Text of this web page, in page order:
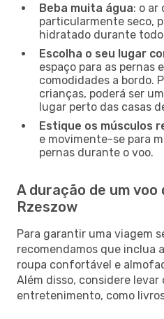
Beba muita água: o ar
particularmente seco,
hidratado durante todo
Escolha o seu lugar
espaço para as pernas
comodidades a bordo.
crianças, poderá ser
lugar perto das casas
Estique os músculos
e movimente-se para
pernas durante o voo.
A duração de um voo
Rzeszow
Para garantir uma viagem
recomendamos que inclua
roupa confortável e
Além disso, considere levar
entretenimento, como